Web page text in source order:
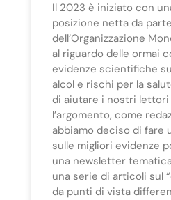
Il 2023 è iniziato con
posizione netta da parte
dell’Organizzazione
al riguardo delle ormai
evidenze scientifiche
alcol e rischi per la
di aiutare i nostri lettori
l’argomento, come
abbiamo deciso di fare
sulle migliori evidenze
una newsletter
una serie di articoli sul
da punti di vista